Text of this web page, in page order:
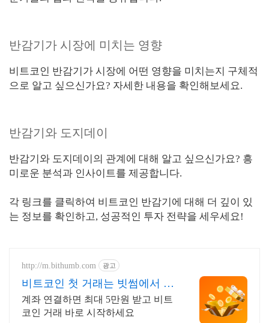
반감기가 시장에 미치는 영향
비트코인 반감기가 시장에 어떤 영향을 미치는지 구체적
으로 알고 싶으신가요? 자세한 내용을 확인해보세요.
반감기와 도지데이
반감기와 도지데이의 관계에 대해 알고 싶으신가요? 흥
미로운 분석과 인사이트를 제공합니다.
각 링크를 클릭하여 비트코인 반감기에 대해 더 깊이 있
는 정보를 확인하고, 성공적인 투자 전략을 세우세요!
http://m.bithumb.com 광고
비트코인 첫 거래는 빗썸에서 신
규 가입 시 5만원 혜택
계좌 연결하면 최대 5만원 받고 비트
코인 거래 바로 시작하세요